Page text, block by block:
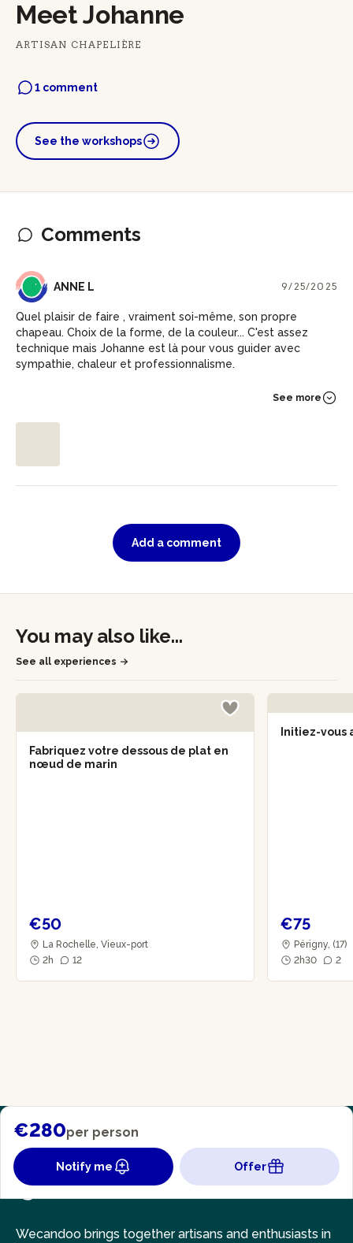
Meet Johanne
ARTISAN CHAPELIÈRE
1 comment
See the workshops
Comments
AL ANNE L 9/25/2025
Quel plaisir de faire , vraiment soi-même, son propre
chapeau. Choix de la forme, de la couleur... C'est assez
technique mais Johanne est là pour vous guider avec
sympathie, chaleur et professionnalisme.
See more
Add a comment
You may also like...
See all experiences
Fabriquez votre dessous de plat en
nœud de marin
€50
La Rochelle, Vieux-port
2h
12
Initiez-
€75
Périgny, (17)
2h30
2
€280per person
Notify me Offer
Wecandoo brings together artisans and enthusiasts in